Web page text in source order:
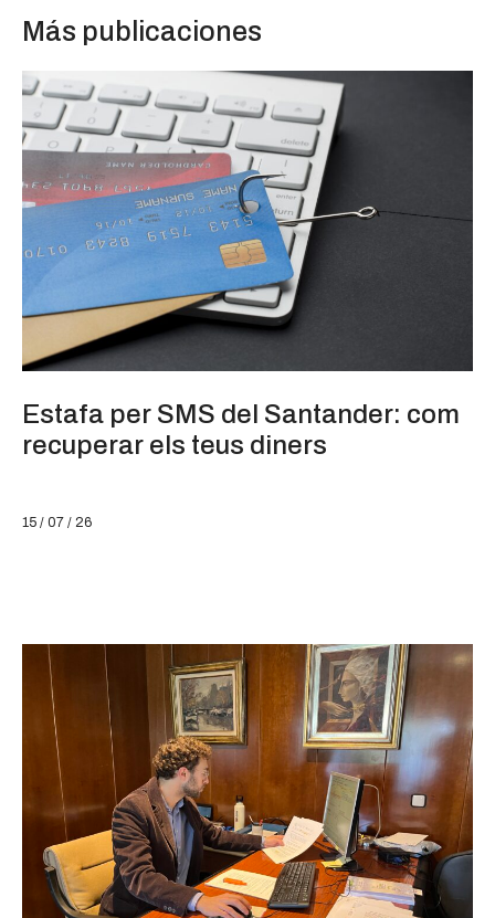
Más publicaciones
Estafa per SMS del Santander: com
recuperar els teus diners
15 / 07 / 26